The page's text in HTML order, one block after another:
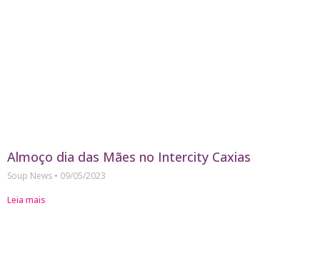
Almoço dia das Mães no Intercity Caxias
Soup News
09/05/2023
Leia mais